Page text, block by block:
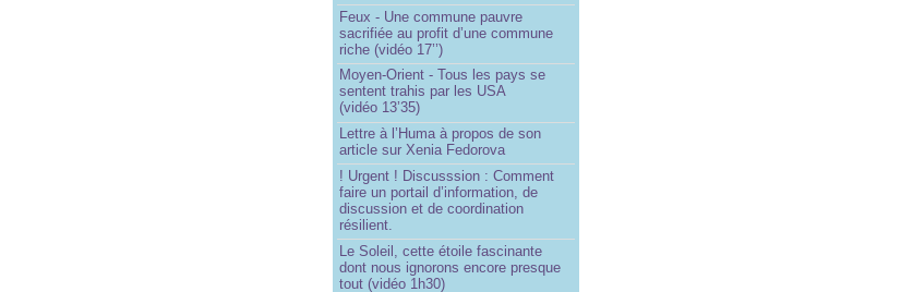
Feux - Une commune pauvre
sacrifiée au profit d’une commune
riche (vidéo 17’’)
Moyen-Orient - Tous les pays se
sentent trahis par les USA
(vidéo 13’35)
Lettre à l’Huma à propos de son
article sur Xenia Fedorova
! Urgent ! Discusssion : Comment
faire un portail d’information, de
discussion et de coordination
résilient.
Le Soleil, cette étoile fascinante
dont nous ignorons encore presque
tout (vidéo 1h30)